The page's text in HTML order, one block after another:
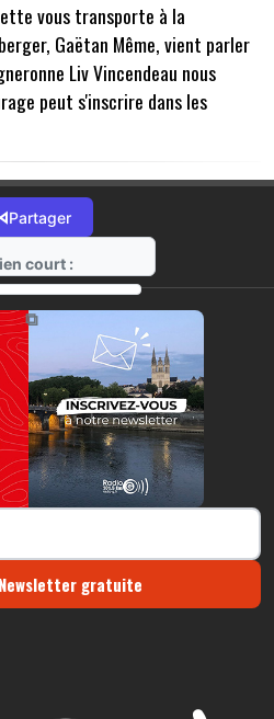
vous transporte à la
Gaëtan Même, vient parler
Liv Vincendeau nous
peut s'inscrire dans les
Partager
court :
https://radio-g.fr?7068
⧉
gratuite